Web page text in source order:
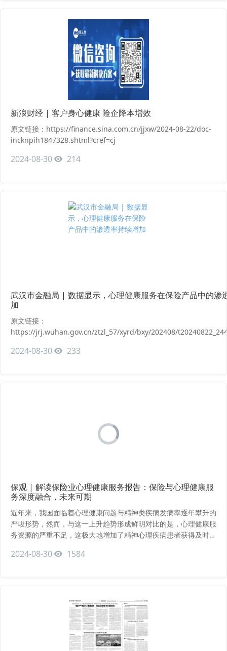
新浪财经 | 客户身心健康 险企降本增效
原文链接：https://finance.sina.com.cn/jjxw/2024-08-22/doc-
incknpih1847328.shtml?cref=cj
2024-08-30 214
武汉市金融局 | 数据显示，心理健康服务在保险产品中的渗
加
原文链接：
https://jrj.wuhan.gov.cn/ztzl_57/xyrd/bxy/202408/
2024-08-30 233
保观 | 解读保险业心理健康服务报告：保险与心理健康服
务深度融合，未来可期
近年来，我国面临着心理健康问题与精神类疾病发病率逐年攀升的
严峻形势，然而，与这一上升趋势形成鲜明对比的是，心理健康服
务资源的严重不足，这极大地增加了精神心理疾病患者获得及时、
中心联合好人生健康科技发布的《2024保险业心理健康服务数据
使用率呈现逐年持续增长态势，尤其自疫情后是
2024-08-30 1584